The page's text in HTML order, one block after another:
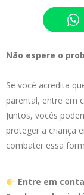
Não espere o
Se você acredita
parental, entre em
Juntos, vocês
proteger a criança
combater essa
Entre em